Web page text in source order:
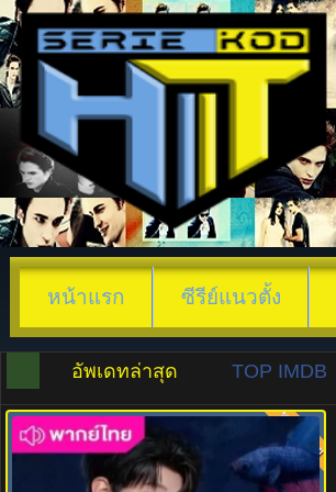
หน้าแรก ซีรีย์แนวตั้ง
อัพเดทล่าสุด TOP IMDB
8.0 พากย์ไทย